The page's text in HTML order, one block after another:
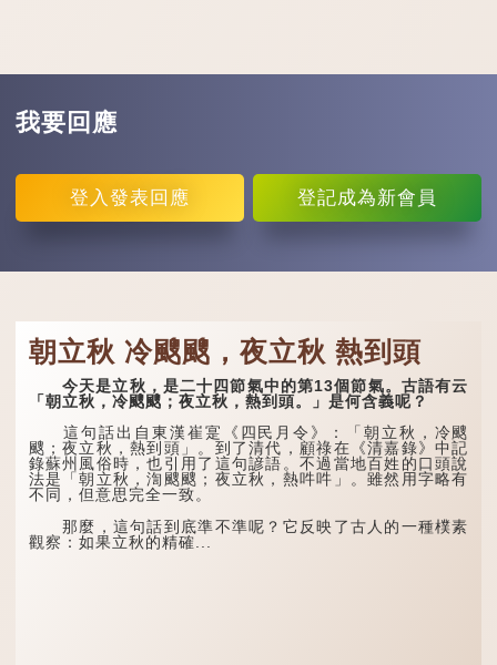
我要回應
登入 發表回應 登記成為新會員
朝立秋 冷颼颼，夜立秋 熱到頭
今天是立秋，是二十四節氣中的第13個節氣。古語有云
「朝立秋，冷颼颼；夜立秋，熱到頭。」是何含義呢？
這句話出自東漢崔寔《四民月令》：「朝立秋，冷颼
颼；夜立秋，熱到頭」。到了清代，顧祿在《清嘉錄》中記
錄蘇州風俗時，也引用了這句諺語。不過當地百姓的口頭說
法是「朝立秋，渹颼颼；夜立秋，熱吽吽」。雖然用字略有
不同，但意思完全一致。
那麼，這句話到底準不準呢？它反映了古人的一種樸素
觀察：如果立秋的精確...